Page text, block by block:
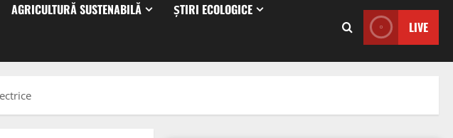
AGRICULTURĂ SUSTENABILĂ ȘTIRI ECOLOGICE
LIVE